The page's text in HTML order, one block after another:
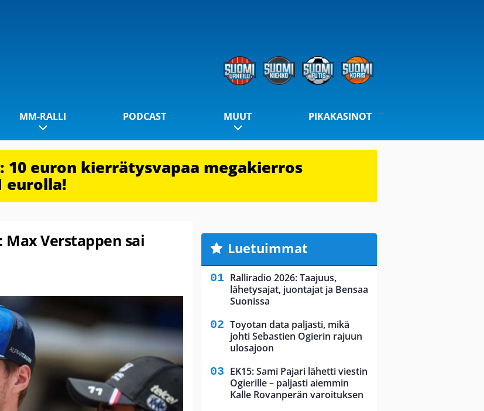
MM-RALLI PODCAST MUUT PIKAKASINOT
10 euron kierrätysvapaa megakierros
eurolla!
Verstappen sai
Luetuimmat
Ralliradio 2026: Taajuus,
lähetysajat, juontajat ja Bensaa
Suonissa
Toyotan data paljasti, mikä
johti Sebastien Ogierin rajuun
ulosajoon
EK15: Sami Pajari lähetti viestin
Ogierille – paljasti aiemmin
Kalle Rovanperän varoituksen